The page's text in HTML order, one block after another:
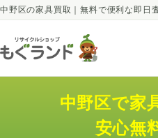
中野区の家具買取｜無料で便利な即日
中野区で家
安心無